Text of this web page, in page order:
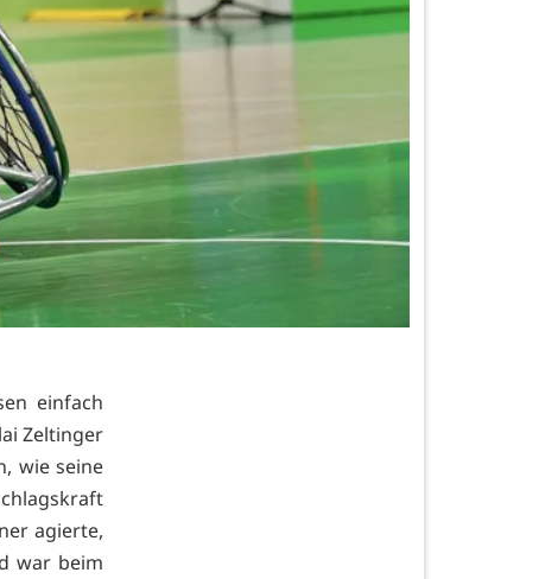
einfach
Zeltinger
wie seine
agierte,
war beim